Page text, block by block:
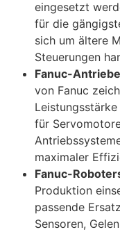
eingesetzt
für die
sich um ältere
Steuerungen
Fanuc-
von Fanuc
für
maximaler
Fanuc-
Produktion
passende
Sensoren,